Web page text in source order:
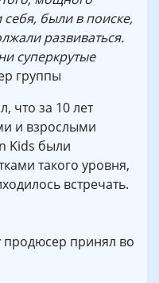
были в поиске,
развиваться.
суперкрутые
группы
что за 10 лет
и взрослыми
Kids были
такого уровня,
встречать.
продюсер принял во